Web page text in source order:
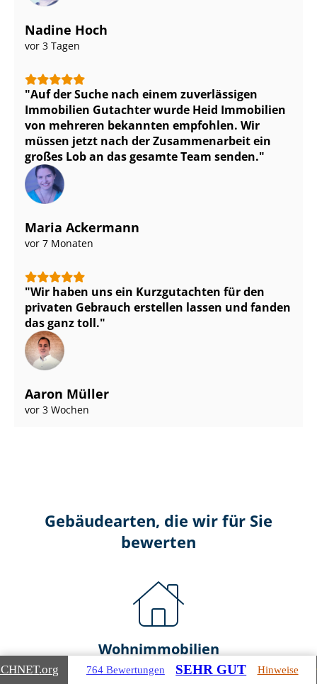
Nadine Hoch
vor 3 Tagen
Auf der Suche nach einem zuverlässigen
Immobilien Gutachter wurde Heid Immobilien
von mehreren bekannten empfohlen. Wir
müssen jetzt nach der Zusammenarbeit ein
großes Lob an das gesamte Team senden.
Maria Ackermann
vor 7 Monaten
Wir haben uns ein Kurzgutachten für den
privaten Gebrauch erstellen lassen und fanden
das ganz toll.
Aaron Müller
vor 3 Wochen
Gebäudearten, die wir für Sie
bewerten
Wohnimmobilien
.org 764 Bewertungen SEHR GUT Hinweise